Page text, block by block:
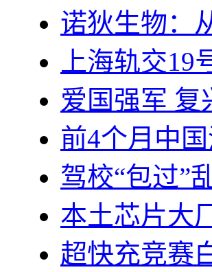
诺狄生物：
上海轨交
爱国强军 复
前4个月中
驾校“包过”
本土芯片大
超快充竞赛